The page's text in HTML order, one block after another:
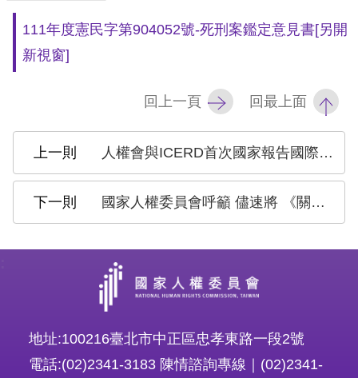
111年度憲民字第904052號-死刑案鑑定意見書[另開
新視窗]
回上一頁 回最上面
人權會與ICERD首次國家報告國際審查委員交流座談 陳菊：人權會將與各界合作 接軌國際人權標準
國家人權委員會呼籲 儘速將 《關於買賣兒童、兒童賣淫和兒童色情問題之兒童權利公約任擇議定書》國內法化 杜絕兒少性剝削 接軌國際人權
地址:100216臺北市中正區忠孝東路一段2號
電話:(02)2341-3183 陳情諮詢專線｜(02)2341-